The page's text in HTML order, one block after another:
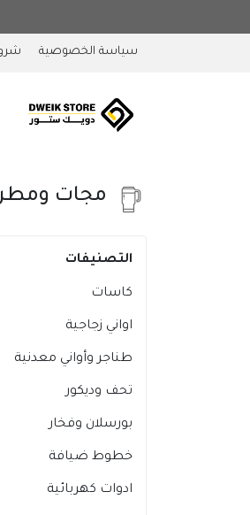
سياسة الخصوصية
مجات
التصنيفات
كاسات
اواني زجاجية
طناجر وأواني معدنية
تحف وديكور
بورسلان وفخار
خطوط ضيافة
ادوات كهربائية